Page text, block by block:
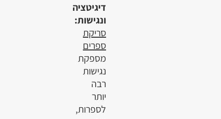
דיגיטציה
ונגישות:
סריקת
ספרים
מספקת
נגישות
רבה
יותר
לספרות,